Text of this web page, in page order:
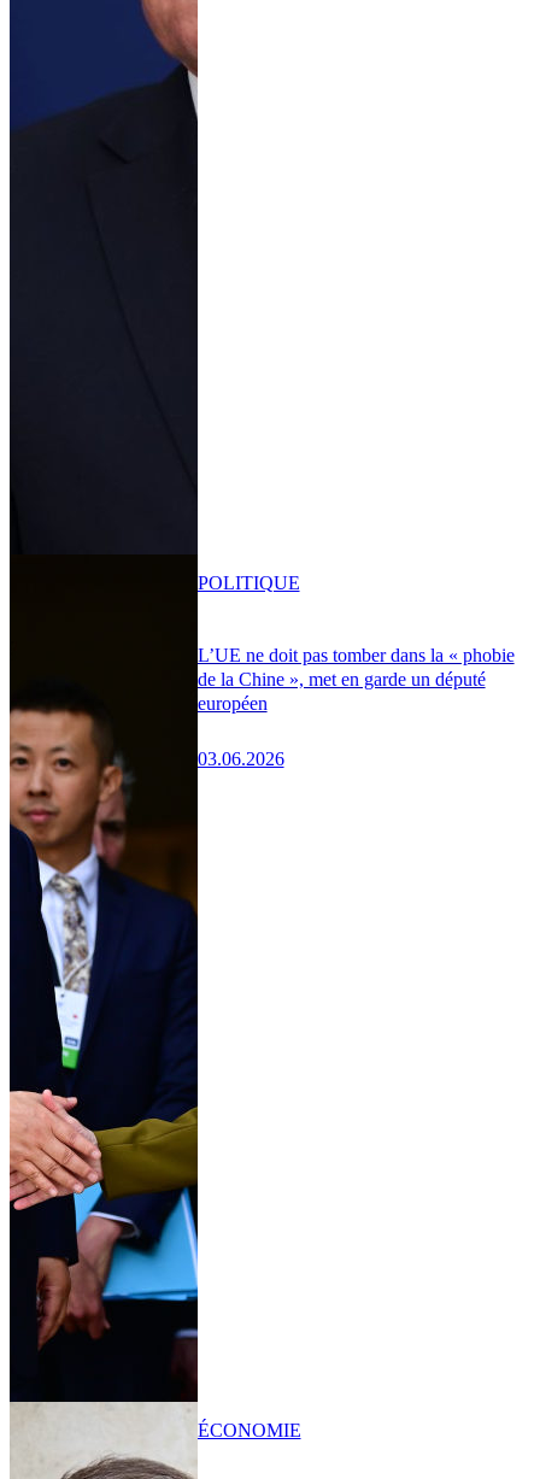
L’UE ne doit pas tomber dans la « phobie
de la Chine », met en garde un député
européen
03.06.2026
POLITIQUE
ÉCONOMIE